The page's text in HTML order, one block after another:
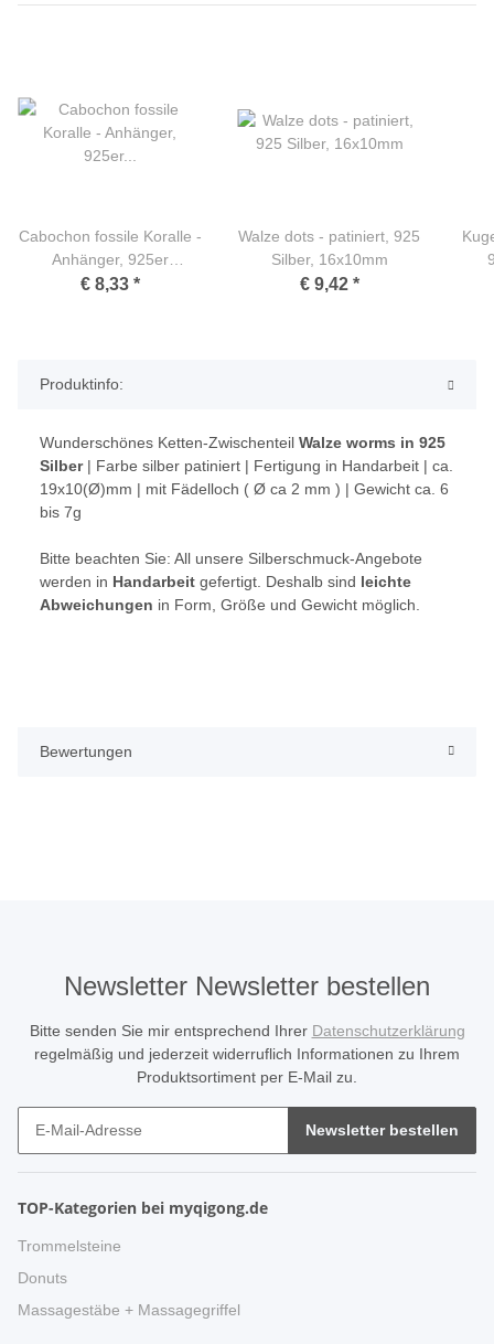
Produktinfo:
Wunderschönes Ketten-Zwischenteil Walze worms in 925
Silber| Farbe silber patiniert | Fertigung in Handarbeit | ca.
19x10(Ø)mm | mit Fädelloch ( Ø ca 2 mm ) | Gewicht ca. 6
bis 7g
Bitte beachten Sie: All unsere Silberschmuck-Angebote
werden in Handarbeit gefertigt. Deshalb sind leichte
Abweichungen in Form, Größe und Gewicht möglich.
Bewertungen
Cabochon fossile Koralle -
Anhänger, 925er
Silberöse - 40x30 mm
€ 8,33 *
Walze dots - patiniert, 925
Silber, 16x10mm
€ 9,42 *
Newsletter Newsletter bestellen
Bitte senden Sie mir entsprechend Ihrer Datenschutzerklärung
regelmäßig und jederzeit widerruflich Informationen zu Ihrem
Produktsortiment per E-Mail zu.
Newsletter bestellen
TOP-Kategorien bei myqigong.de
Trommelsteine
Donuts
Massagestäbe + Massagegriffel